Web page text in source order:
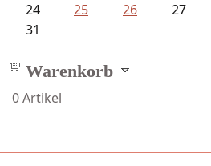
24
25 26 27
31
Warenkorb
0Artikel